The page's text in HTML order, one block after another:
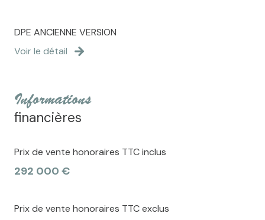
DPE ANCIENNE VERSION
Voir le détail
informations
financières
Prix de vente honoraires TTC inclus
292 000 €
Prix de vente honoraires TTC exclus